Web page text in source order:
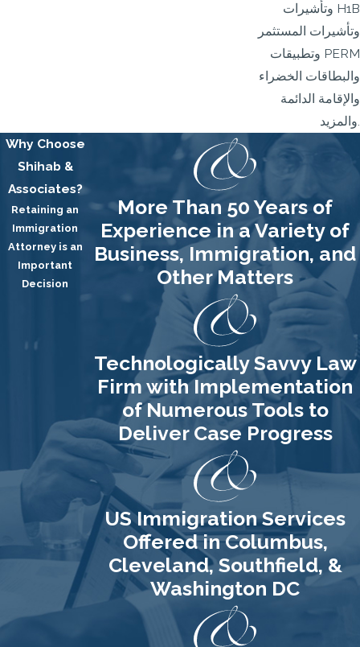
وتأشيرات H1B
وتأشيرات المستثمر
وتطبيقات PERM
والبطاقات الخضراء
والإقامة الدائمة
Why Choose
Shihab &
Associates?
Retaining an
Immigration
Attorney is an
Important
Decision
More Than 50 Years of
Experience in a Variety of
Business, Immigration, and
Other Matters
Technologically Savvy Law
Firm with Implementation
of Numerous Tools to
Deliver Case Progress
US Immigration Services
Offered in Columbus,
Cleveland, Southfield, &
Washington DC